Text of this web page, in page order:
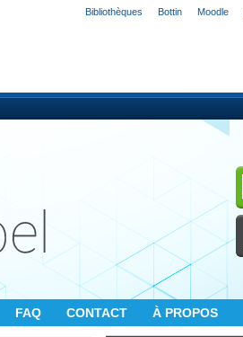
Bibliothèques Bottin Moodle
FAQ CONTACT À PROPOS